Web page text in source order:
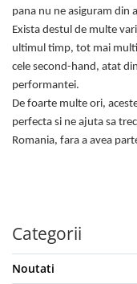
pana nu ne asiguram din
Exista destul de multe
ultimul timp, tot mai
cele second-hand, atat
performantei.
De foarte multe ori,
perfecta si ne ajuta sa
Romania, fara a avea
Categorii
Noutati